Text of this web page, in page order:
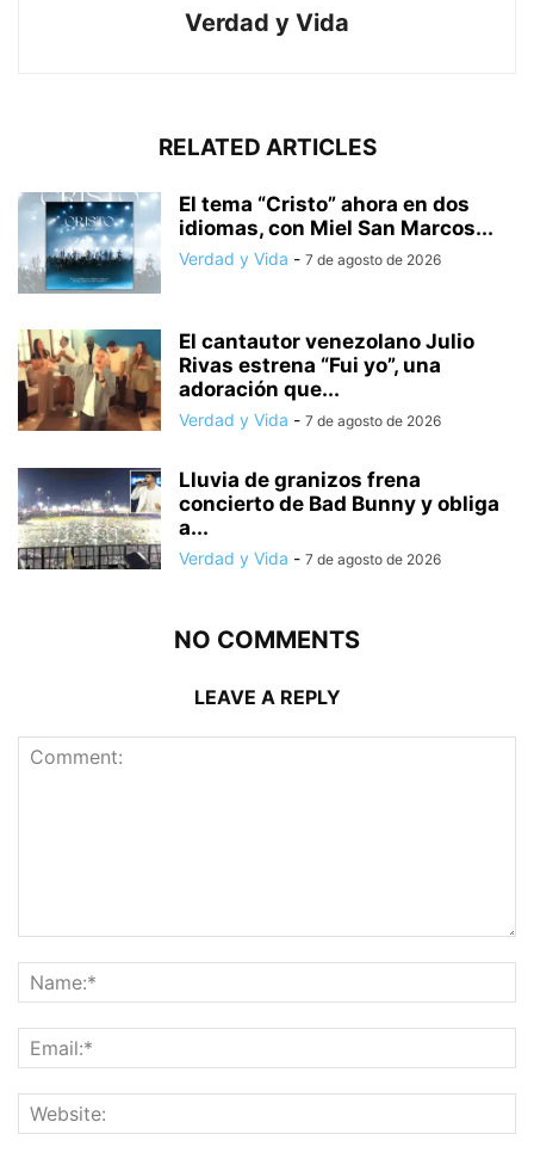
Verdad y Vida
RELATED ARTICLES
El tema “Cristo” ahora en dos
idiomas, con Miel San Marcos...
Verdad y Vida - 7 de agosto de 2026
El cantautor venezolano Julio
Rivas estrena “Fui yo”, una
adoración que...
Verdad y Vida - 7 de agosto de 2026
Lluvia de granizos frena
concierto de Bad Bunny y obliga
a...
Verdad y Vida - 7 de agosto de 2026
NO COMMENTS
LEAVE A REPLY